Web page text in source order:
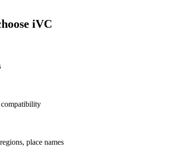
iVC
place names